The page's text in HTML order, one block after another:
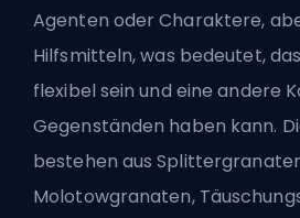
Agenten oder Charaktere,
Hilfsmitteln, was bedeutet,
flexibel sein und eine andere
Gegenständen haben kann.
bestehen aus
Molotowgranaten,